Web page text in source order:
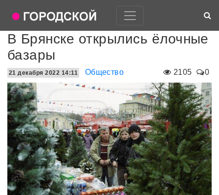
В Брянске открылись ёлочные
базары
2105 0
21 декабря 2022 14:11 Общество